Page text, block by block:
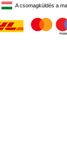
A csomagküldés a